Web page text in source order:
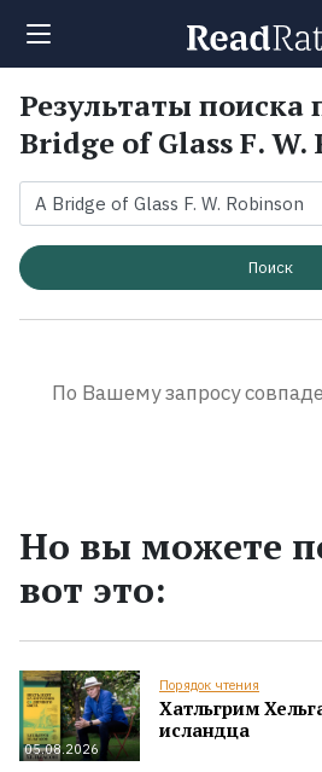
Поиск
Новости
Рейтинги
Результаты поиска
Bridge of Glass F. W.
Поиск
По Вашему запросу
Но вы можете
вот это:
05.08.2026
Порядок чтения
Хатльгрим
исландца